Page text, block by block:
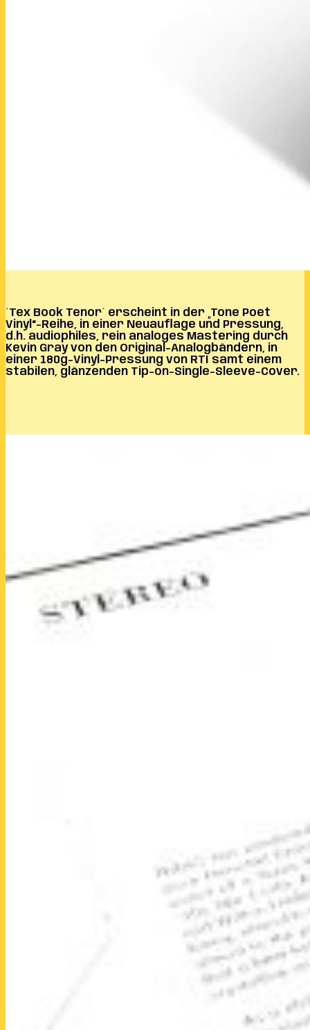
´Tex Book Tenor´ erscheint in der „Tone Poet
Vinyl“-Reihe, in einer Neuauflage und Pressung,
d.h. audiophiles, rein analoges Mastering durch
Kevin Gray von den Original-Analogbändern, in
einer 180g-Vinyl-Pressung von RTI samt einem
stabilen, glänzenden Tip-on-Single-Sleeve-Cover.